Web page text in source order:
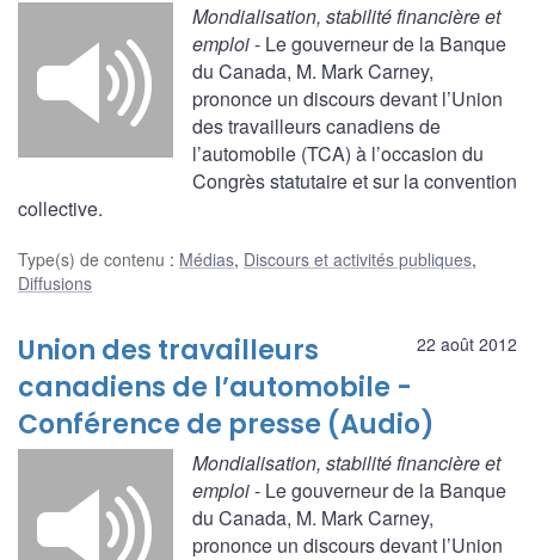
Mondialisation, stabilité financière et
emploi- Le gouverneur de la Banque
du Canada, M. Mark Carney,
prononce un discours devant l’Union
des travailleurs canadiens de
l’automobile (TCA) à l’occasion du
Congrès statutaire et sur la convention
collective.
Type(s) de contenu : Médias, Discours et activités publiques,
Diffusions
22 août 2012
Union des travailleurs
canadiens de l’automobile -
Conférence de presse (Audio)
Mondialisation, stabilité financière et
emploi- Le gouverneur de la Banque
du Canada, M. Mark Carney,
prononce un discours devant l’Union